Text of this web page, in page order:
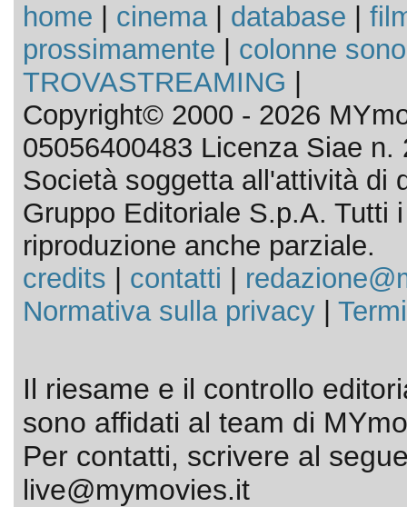
home cinema| database
prossimamente
colonne
TROVASTREAMING
Copyright© 2000 - 2026
05056400483 Licenza Siae n.
Società soggetta all'attività di
Gruppo Editoriale S.p.A. Tutti
riproduzione anche parziale.
credits
contatti
Normativa sulla privacy|
Il riesame e il controllo
sono affidati al team di
Per contatti, scrivere al
live@mymovies.it